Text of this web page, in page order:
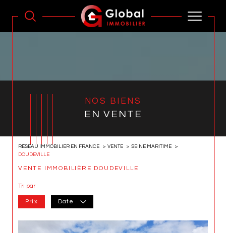
NOS BIENS
EN VENTE
RÉSEAU IMMOBILIER EN FRANCE VENTE
SEINE MARITIME
DOUDEVILLE
VENTE IMMOBILIÈRE DOUDEVILLE
Tri par
Prix Date